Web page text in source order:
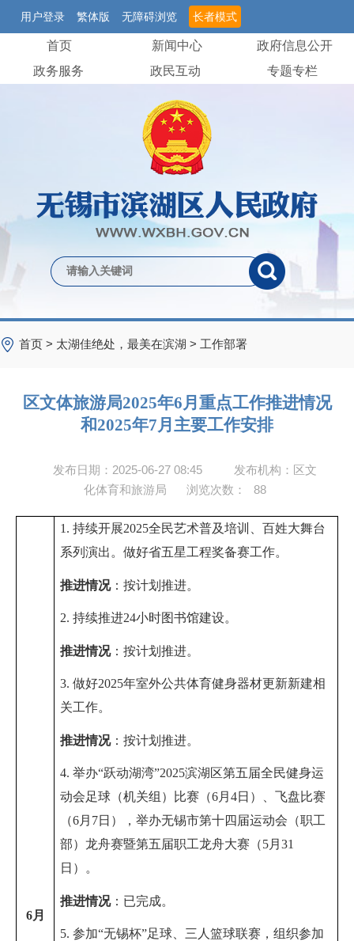
用户登录 繁体版 无障碍浏览 长者模式
首页 新闻中心
政府信息公开
政务服务
政民互动 专题专栏
首页 > 太湖佳绝处，最美在滨湖 > 工作部署
区文体旅游局2025年6月重点工作推进情况
和2025年7月主要工作安排
发布日期：2025-06-27 08:45
发布机构：区文
化体育和旅游局
浏览次数： 88
6月
1. 持续开展2025全民艺术普及培训、百姓大舞台
系列演出 。做好省五星工程奖备赛工作。
推进情况：按计划推进。
2. 持续推进24小时图书馆建设。
推进情况：按计划推进。
3. 做好2025年室外公共体育健身器材更新新建相
关工作。
推进情况：按计划推进。
4. 举办“跃动湖湾”2025滨湖区第五届全民健身运
动会足球（机关组）比赛 （6月4日 ）、飞盘比赛
（6月 7日 ），举办无锡市第十四届运动会（职工
部）龙舟赛暨第五届职工龙舟大赛（5月31
日 ）。
推进情况： 已完成。
5. 参加“无锡杯”足球
三人篮球联赛，组织参加